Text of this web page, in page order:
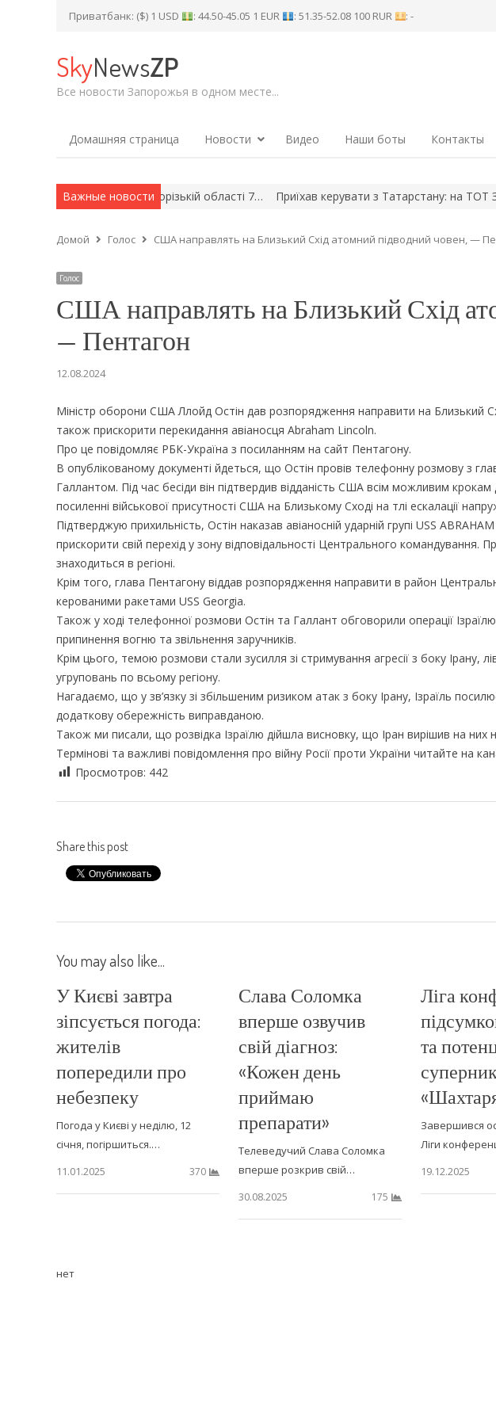
Приватбанк: ($) 1 USD : 44.50-45.05 1 EUR : 51.35-52.08 100 RUR : -
SkyNewsZP
Все новости Запорожья в одном месте...
Домашняя страница Новости Видео Наши боты Контакты
Важные новости
ударів по Запорізькій області 7… Приїхав керувати з Татарстану: на ТОТ
Домой Голос США направлять на Близький Схід атомний підводний човен, —
Голос
США направлять на Близький Схід
— Пентагон
12.08.2024
Міністр оборони США Ллойд Остін дав розпорядження направити на Близький
також прискорити перекидання авіаносця Abraham Lincoln.
Про це повідомляє РБК-Україна з посиланням на сайт Пентагону.
В опублікованому документі йдеться, що Остін провів телефонну розмову з
Галлантом. Під час бесіди він підтвердив відданість США всім можливим
посиленні військової присутності США на Близькому Сході на тлі ескалації
Підтверджую прихильність, Остін наказав авіаносній ударній групі USS
прискорити свій перехід у зону відповідальності Центрального
знаходиться в регіоні.
Крім того, глава Пентагону віддав розпорядження направити в район
керованими ракетами USS Georgia.
Також у ході телефонної розмови Остін та Галлант обговорили операції
припинення вогню та звільнення заручників.
Крім цього, темою розмови стали зусилля зі стримування агресії з боку Ірану,
угруповань по всьому регіону.
Нагадаємо, що у зв’язку зі збільшеним ризиком атак з боку Ірану, Ізраїль
додаткову обережність виправданою.
Також ми писали, що розвідка Ізраїлю дійшла висновку, що Іран вирішив на
Термінові та важливі повідомлення про війну Росії проти України читайте на
Просмотров: 442
Share this post
You may also like...
У Києві завтра
зіпсується погода:
жителів
попередили про
небезпеку
Погода у Києві у неділю, 12
січня, погіршиться.…
11.01.2025
370
Слава Соломка
вперше озвучив
свій діагноз:
«Кожен день
приймаю
препарати»
Телеведучий Слава Соломка
вперше розкрив свій…
30.08.2025
175
Ліга
та
Завершився
Ліги
19.12.2025
нет